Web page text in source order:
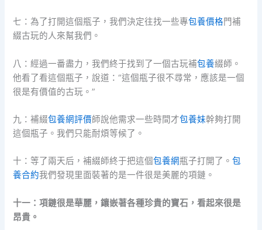
七：為了打開這個瓶子，我們決定往找一些專包養價格門補
綴古玩的人來幫我們。
八：經過一番盡力，我們終于找到了一個古玩補包養綴師。
他看了看這個瓶子，說道：“這個瓶子很不尋常，應該是一個
很是有價值的古玩。”
九：補綴包養網評價師說他需求一些時間才包養妹幹夠打開
這個瓶子。我們只能耐煩等候了。
十：等了兩天后，補綴師終于把這個包養網瓶子打開了。包
養合約我們發現里面裝著的是一件很是美麗的項鏈。
十一：項鏈很是華麗，鑲嵌著各種珍貴的寶石，看起來很是
昂貴。